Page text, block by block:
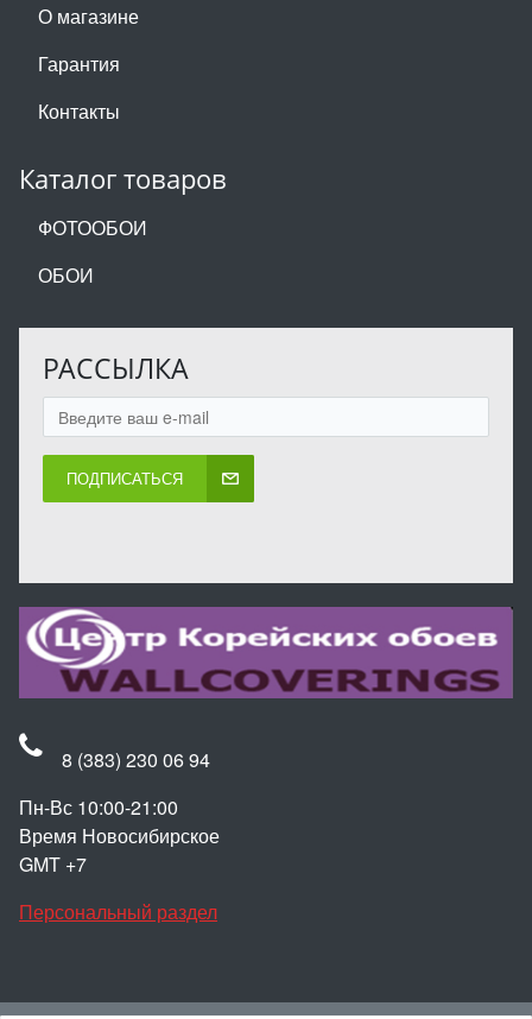
О магазине
Гарантия
Контакты
Каталог товаров
ФОТООБОИ
ОБОИ
РАССЫЛКА
ПОДПИСАТЬСЯ
8 (383) 230 06 94
Пн-Вс 10:00-21:00
Время Новосибирское
GMT +7
Персональный раздел